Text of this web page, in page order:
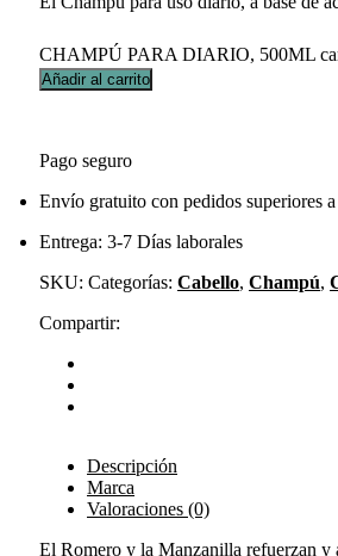
CHAMPÚ PARA DIARIO, 500ML
Añadir al carrito
Pago seguro
Envío gratuito con pedidos superiores
Entrega: 3-7 Días laborales
SKU: Categorías: Cabello, Champú,
Compartir:
Descripción
Marca
Valoraciones (0)
El Romero y la Manzanilla refuerzan y